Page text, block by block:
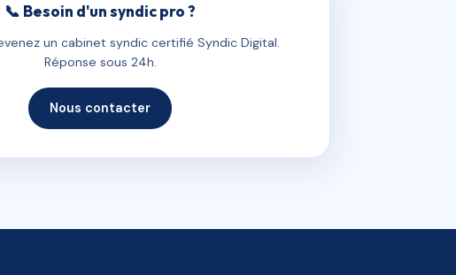
📞 Besoin d'un syndic pro ?
un cabinet syndic certifié Syndic Digital.
Réponse sous 24h.
Nous contacter